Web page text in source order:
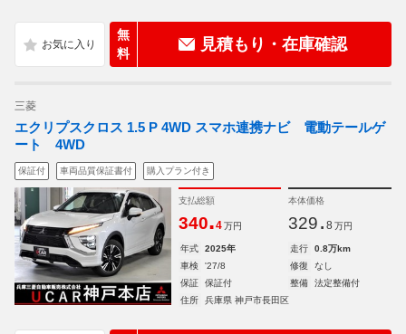
無
料
見積もり・在庫確認
三菱
エクリプスクロス 1.5 P 4WD スマホ連携ナビ 電動テールゲ
ート 4WD
保証付 車両品質保証書付 購入プラン付き
支払総額
340.4 万円
本体価格
329. 8 万円
年式 2025年 走行
0.8万km
車検
'27/8 修復
なし
保証
保証付 整備
法定整備付
住所
兵庫県 神戸市長田区